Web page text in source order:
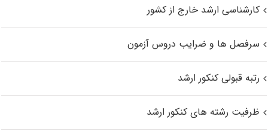
کارشناسی ارشد خارج از کشور
سرفصل ها و ضرایب دروس آزمون
رتبه قبولی کنکور ارشد
ظرفیت رشته های کنکور ارشد